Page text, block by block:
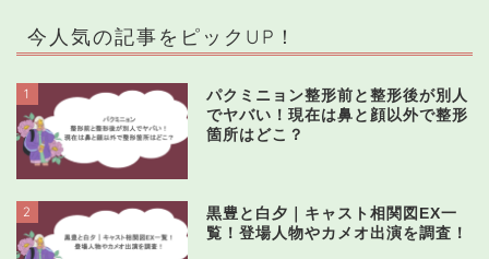
今人気の記事をピックUP！
1
パクミニョン整形前と整形後が別人
でヤバい！現在は鼻と顔以外で整形
箇所はどこ？
2
黒豊と白夕｜キャスト相関図EX一
覧！登場人物やカメオ出演を調査！